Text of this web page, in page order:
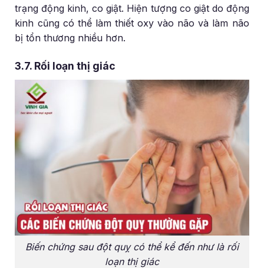
trạng động kinh, co giật. Hiện tượng co giật do động
kinh cũng có thể làm thiết oxy vào não và làm não
bị tổn thương nhiều hơn.
3.7. Rối loạn thị giác
Biến chứng sau đột quỵ có thể kể đến như là rối
loạn thị giác